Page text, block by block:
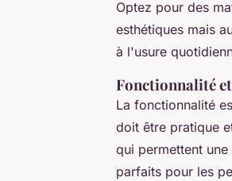
Optez pour des
esthétiques mais
à l'usure
Fonctionnalité
La fonctionnalité
doit être pratique
qui permettent
parfaits pour les